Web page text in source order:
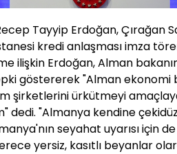
Tayyip Erdoğan, Çırağan
kredi anlaşması imza
ilişkin Erdoğan, Alman
göstererek "Alman ekonomi
şirketlerini ürkütmeyi
dedi. "Almanya kendine
seyahat uyarısı için
yersiz, kasıtlı beyanlar